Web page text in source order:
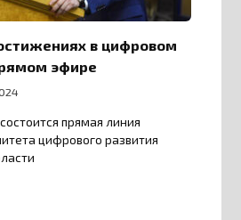
в цифровом
эфире
прямая линия
цифрового развития